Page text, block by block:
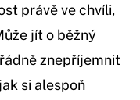
právě ve chvíli,
jít o běžný
znepříjemnit
si alespoň